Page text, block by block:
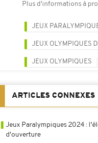
Plus d'informations à
JEUX
JEUX OLYMPIQUES
JEUX OLYMPIQUES
ARTICLES CONNEXES
Jeux Paralympiques 2024 :
d'ouverture